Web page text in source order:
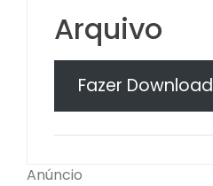
Arquivo
Fazer Download
Anúncio